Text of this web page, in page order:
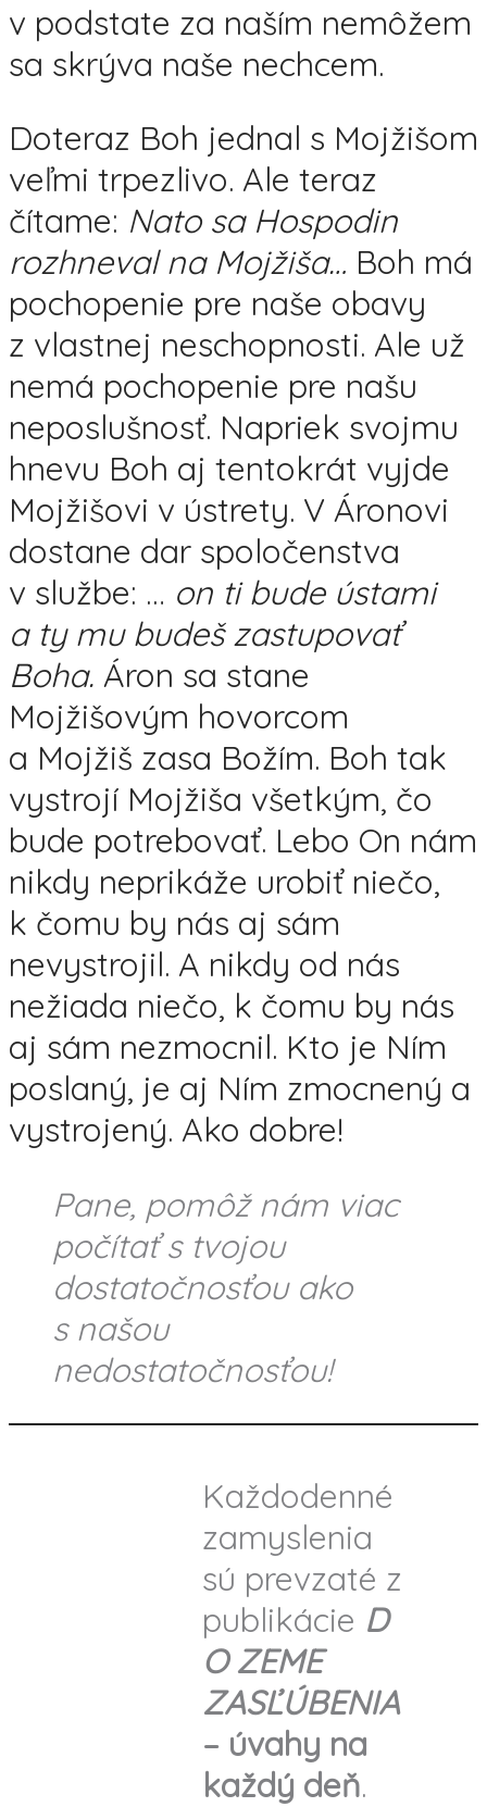
v podstate za naším nemôžem
sa skrýva naše nechcem.
Doteraz Boh jednal s Mojžišom
veľmi trpezlivo. Ale teraz
čítame: Nato sa Hospodin
rozhneval na Mojžiša… Boh má
pochopenie pre naše obavy
z vlastnej neschopnosti. Ale už
nemá pochopenie pre našu
neposlušnosť. Napriek svojmu
hnevu Boh aj tentokrát vyjde
Mojžišovi v ústrety. V Áronovi
dostane dar spoločenstva
v službe: … on ti bude ústami
a ty mu budeš zastupovať
Boha. Áron sa stane
Mojžišovým hovorcom
a Mojžiš zasa Božím. Boh tak
vystrojí Mojžiša všetkým, čo
bude potrebovať. Lebo On nám
nikdy neprikáže urobiť niečo,
k čomu by nás aj sám
nevystrojil. A nikdy od nás
nežiada niečo, k čomu by nás
aj sám nezmocnil. Kto je Ním
poslaný, je aj Ním zmocnený a
vystrojený. Ako dobre!
Pane, pomôž nám viac
počítať s tvojou
dostatočnosťou ako
s našou
nedostatočnosťou!
Každodenné
zamyslenia
sú prevzaté z
publikácie D
O ZEME
ZASĽÚBENIA
– úvahy na
každý deň.